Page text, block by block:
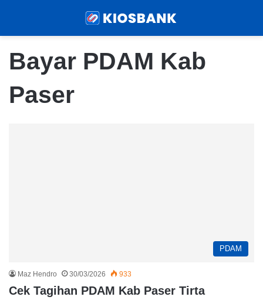
Bayar PDAM Kab
Paser
PDAM
Maz Hendro 30/03/2026 933
Cek Tagihan PDAM Kab Paser Tirta